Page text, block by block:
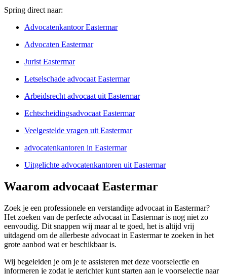
Spring direct naar:
Advocatenkantoor Eastermar
Advocaten Eastermar
Jurist Eastermar
Letselschade advocaat Eastermar
Arbeidsrecht advocaat uit Eastermar
Echtscheidingsadvocaat Eastermar
Veelgestelde vragen uit Eastermar
advocatenkantoren in Eastermar
Uitgelichte advocatenkantoren uit Eastermar
Waarom advocaat Eastermar
Zoek je een professionele en verstandige advocaat in Eastermar?
Het zoeken van de perfecte advocaat in Eastermar is nog niet zo
eenvoudig. Dit snappen wij maar al te goed, het is altijd vrij
uitdagend om de allerbeste advocaat in Eastermar te zoeken in het
grote aanbod wat er beschikbaar is.
Wij begeleiden je om je te assisteren met deze voorselectie en
informeren je zodat je gerichter kunt starten aan je voorselectie naar